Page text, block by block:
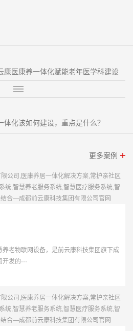
康医康养一体化赋能老年医学科建设
化该如何建设，重点是什么？
更多案例
老物联网设备，是前云康科技集团旗下成
发的···